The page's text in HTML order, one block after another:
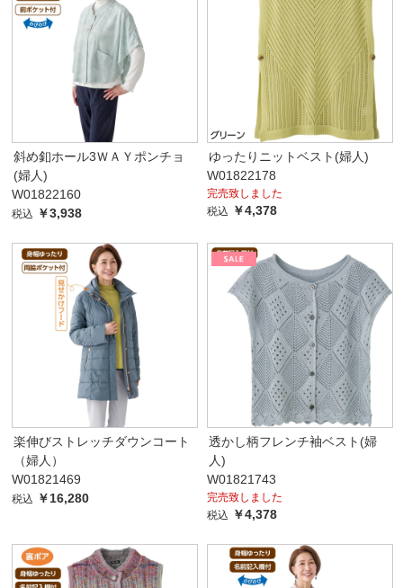
斜め釦ホール3ＷＡＹポンチョ
(婦人)
W01822160
税込 ￥3,938
ゆったりニットベスト(婦人)
W01822178
完売致しました
税込 ￥4,378
楽伸びストレッチダウンコート
（婦人）
W01821469
税込 ￥16,280
透かし柄フレンチ袖ベスト(婦
人)
W01821743
完売致しました
税込 ￥4,378